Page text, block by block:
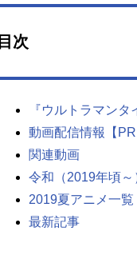
目次
『ウルトラマンタ
動画配信情報【PR
関連動画
令和（2019年頃
2019夏アニメ一覧
最新記事